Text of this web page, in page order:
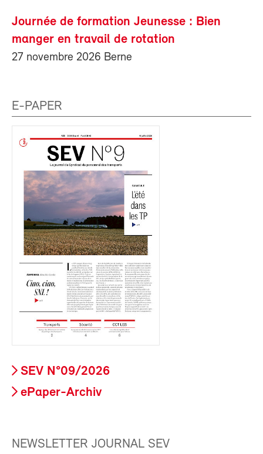
Journée de formation Jeunesse : Bien
manger en travail de rotation
27 novembre 2026 Berne
E-PAPER
SEV N°09/2026
ePaper-Archiv
NEWSLETTER JOURNAL SEV